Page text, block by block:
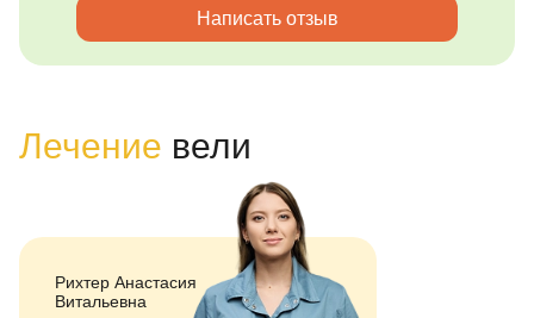
Написать отзыв
Лечение вели
Рихтер Анастасия
Витальевна